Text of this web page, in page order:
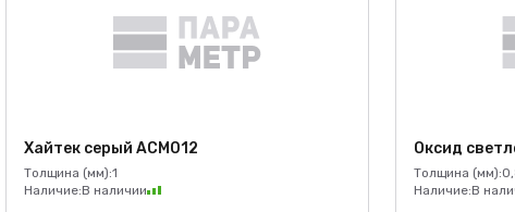
Хайтек серый АСМ012
Толщина (мм):1
Наличие:В наличии
Оксид
Толщина (мм):
Наличие:В